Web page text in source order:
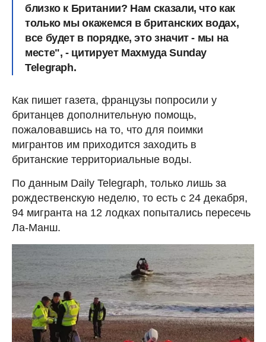
близко к Британии? Нам сказали, что как
только мы окажемся в британских водах,
все будет в порядке, это значит - мы на
месте", - цитирует Махмуда Sunday
Telegraph.
Как пишет газета, французы попросили у
британцев дополнительную помощь,
пожаловавшись на то, что для поимки
мигрантов им приходится заходить в
британские территориальные воды.
По данным Daily Telegraph, только лишь за
рождественскую неделю, то есть с 24 декабря,
94 мигранта на 12 лодках попытались пересечь
Ла-Манш.